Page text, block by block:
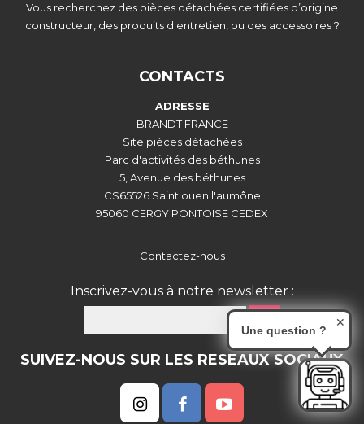
Vous recherchez des pièces détachées certifiées d’origine
constructeur, des produits d'entretien, ou des accessoires ?
CONTACTS
ADRESSE
BRANDT FRANCE
Site pièces détachées
Parc d'activités des béthunes
5, Avenue des béthunes
CS65526 Saint ouen l'aumône
95060 CERGY PONTOISE CEDEX
Contactez-nous
Inscrivez-vous à notre newsletter :
SUIVEZ-NOUS SUR LES RESEAUX SOCIAUX
Une question ?
✕